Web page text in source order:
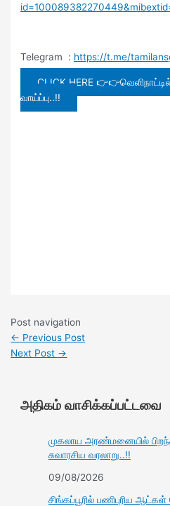
Telegram : https://t.me/
CLICK HERE
வாய்ப்பு..!!
Post navigation
← Previous Post
Next Post →
அதிகம் வாசிக்கப்பட்டவை
முகலாய அரண்மனையில்
சுவாரசிய வரலாறு..!!
09/08/2026
சிங்கப்பூரில் பணிபுரிய